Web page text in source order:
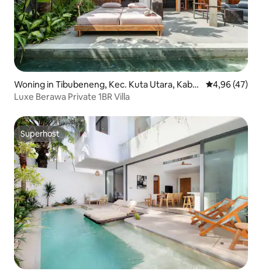
Woning in Tibubeneng, Kec. Kuta Utara, Kabu
paten
Gemiddelde
4,96 (47)
Luxe Berawa Private 1BR Villa
Superhost
Superhost